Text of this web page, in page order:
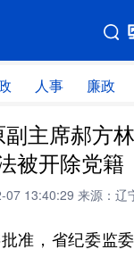
人事 廉政
网站地图
新闻 时政
财经 社会
视频 直播
主席郝方
被开除党籍
07 13:40:29 来源：辽
，省纪委监